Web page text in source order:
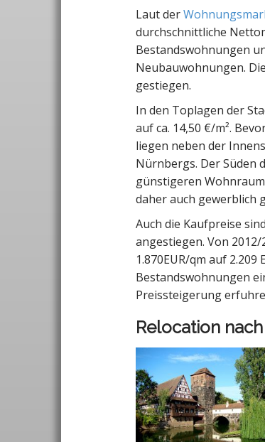
Laut der
durchschnittliche
Bestandswohnungen
Neubauwohnungen.
gestiegen.
In den Toplagen der
auf ca. 14,50 €/m².
liegen neben der
Nürnbergs. Der Süden
günstigeren
daher auch gewerblich
Auch die Kaufpreise
angestiegen. Von
1.870EUR/qm auf 2.209
Bestandswohnungen
Preissteigerung
Relocation